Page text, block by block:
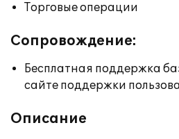
Торговые операции
Сопровождение:
Бесплатная поддержка
сайте поддержки
Описание